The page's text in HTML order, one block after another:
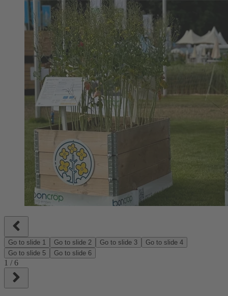
Go to slide 1 Go to slide 2 Go to slide 3 Go to slide 4
Go to slide 5 Go to slide 6
1 / 6